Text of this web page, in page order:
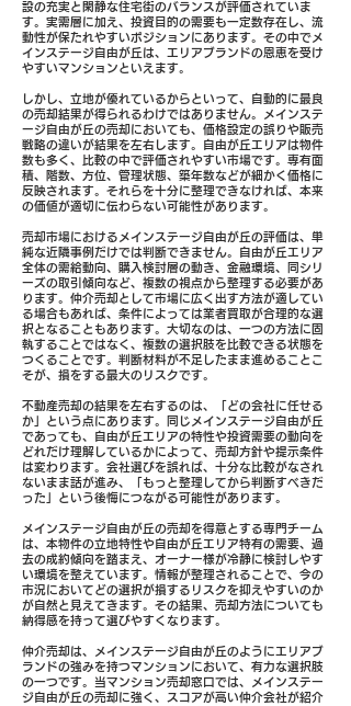
設の充実と閑静な住宅街のバランスが評価されていま
す。実需層に加え、投資目的の需要も一定数存在し、流
動性が保たれやすいポジションにあります。その中でメ
インステージ自由が丘は、エリアブランドの恩恵を受け
やすいマンションといえます。
しかし、立地が優れているからといって、自動的に最良
の売却結果が得られるわけではありません。メインステ
ージ自由が丘の売却においても、価格設定の誤りや販売
戦略の違いが結果を左右します。自由が丘エリアは物件
数も多く、比較の中で評価されやすい市場です。専有面
積、階数、方位、管理状態、築年数などが細かく価格に
反映されます。それらを十分に整理できなければ、本来
の価値が適切に伝わらない可能性があります。
売却市場におけるメインステージ自由が丘の評価は、単
純な近隣事例だけでは判断できません。自由が丘エリア
全体の需給動向、購入検討層の動き、金融環境、同シリ
ーズの取引傾向など、複数の視点から整理する必要があ
ります。仲介売却として市場に広く出す方法が適してい
る場合もあれば、条件によっては業者買取が合理的な選
択となることもあります。大切なのは、一つの方法に固
執することではなく、複数の選択肢を比較できる状態を
つくることです。判断材料が不足したまま進めることこ
そが、損をする最大のリスクです。
不動産売却の結果を左右するのは、「どの会社に任せる
か」という点にあります。同じメインステージ自由が丘
であっても、自由が丘エリアの特性や投資需要の動向を
どれだけ理解しているかによって、売却方針や提示条件
は変わります。会社選びを誤れば、十分な比較がなされ
ないまま話が進み、「もっと整理してから判断すべきだ
った」という後悔につながる可能性があります。
メインステージ自由が丘の売却を得意とする専門チーム
は、本物件の立地特性や自由が丘エリア特有の需要、過
去の成約傾向を踏まえ、オーナー様が冷静に検討しやす
い環境を整えています。情報が整理されることで、今の
市況においてどの選択が損するリスクを抑えやすいのか
が自然と見えてきます。その結果、売却方法についても
納得感を持って選びやすくなります。
仲介売却は、メインステージ自由が丘のようにエリアブ
ランドの強みを持つマンションにおいて、有力な選択肢
の一つです。当マンション売却窓口では、メインステー
ジ自由が丘の売却に強く、スコアが高い仲介会社が紹介